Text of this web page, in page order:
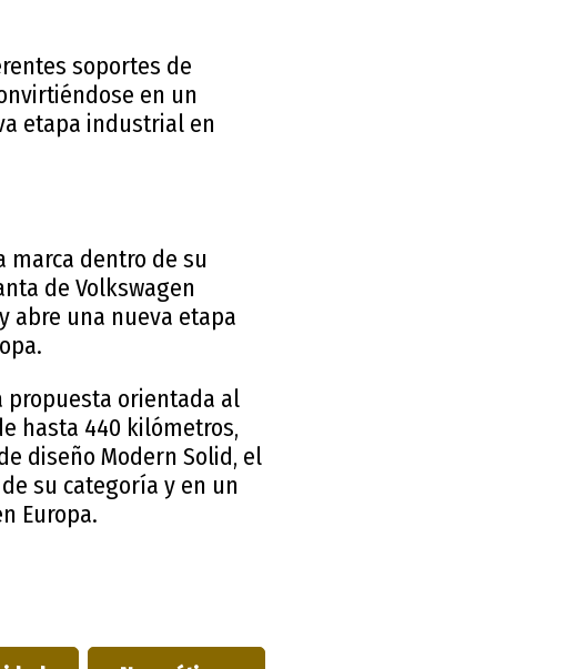
soportes de
en un
etapa industrial en
marca dentro de su
de Volkswagen
abre una nueva etapa
propuesta orientada al
hasta 440 kilómetros,
diseño Modern Solid, el
su categoría y en un
Europa.